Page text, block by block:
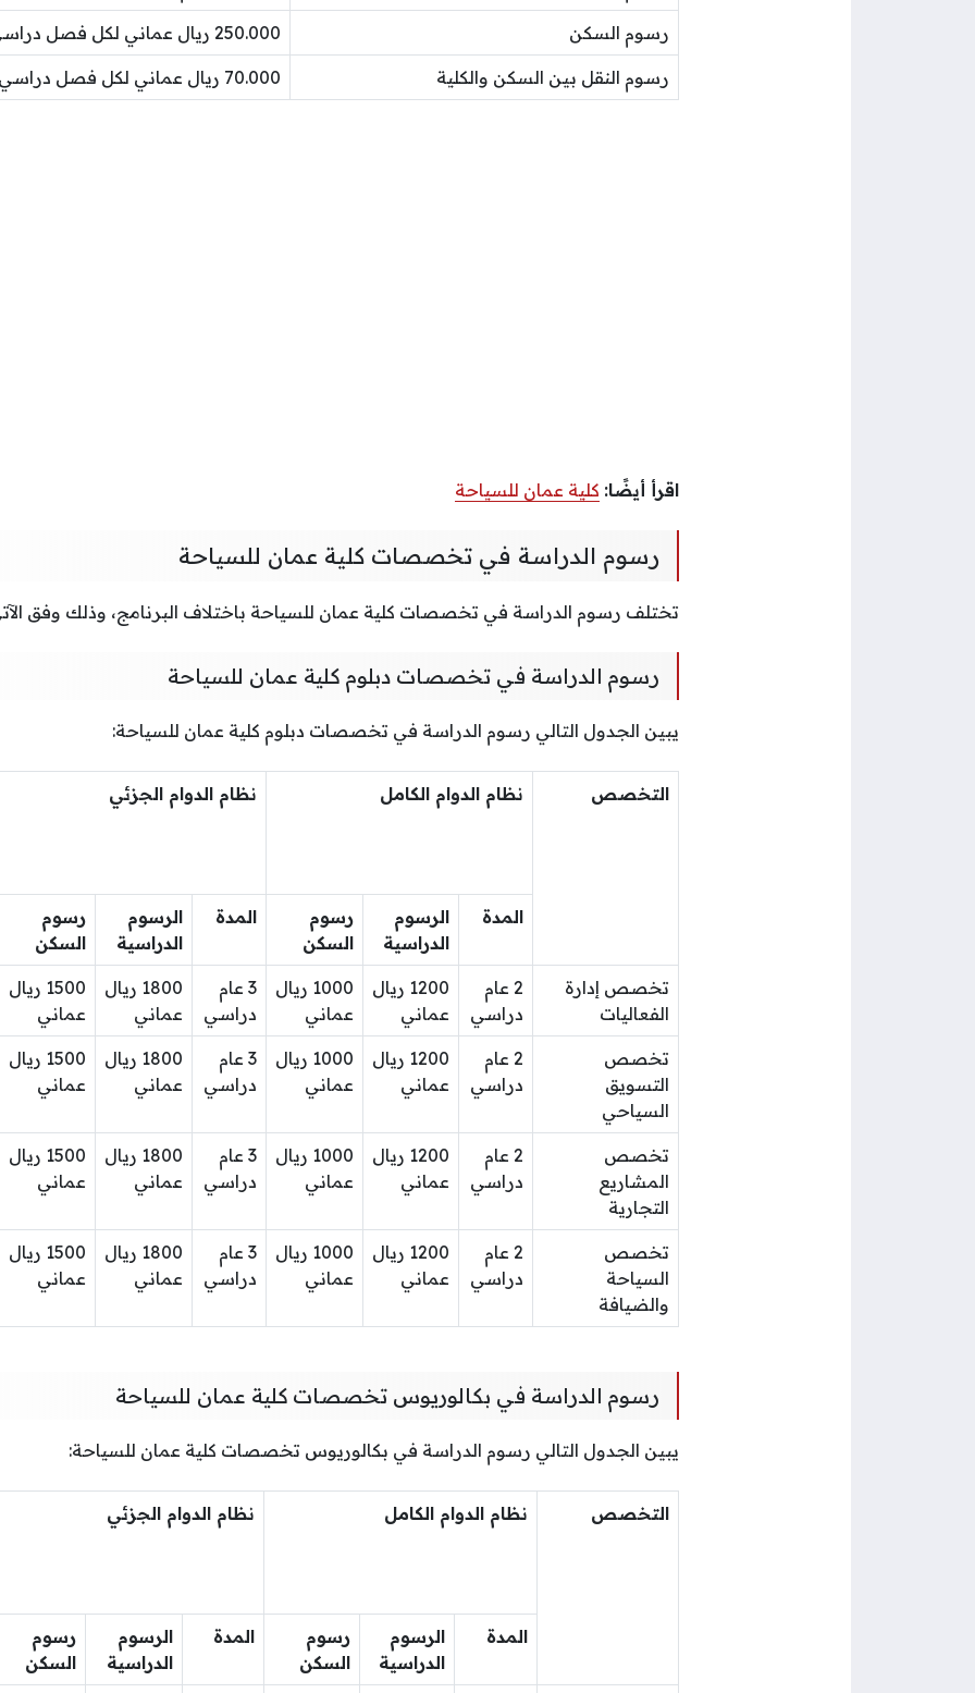
رسوم السكن 250.000 ريال عماني لكل فصل دراسي
رسوم النقل بين السكن والكلية 70.000 ريال عماني لكل فصل دراسي
اقرأ أيضًا: كلية عمان للسياحة
رسوم الدراسة في تخصصات كلية عمان للسياحة
تختلف رسوم الدراسة في تخصصات كلية عمان للسياحة باختلاف البرنامج، وذلك وفق
رسوم الدراسة في تخصصات دبلوم كلية عمان للسياحة
يبين الجدول التالي رسوم الدراسة في تخصصات دبلوم كلية عمان للسياحة:
التخصص نظام الدوام الكامل نظام الدوام الجزئي
المدة
الرسوم
الدراسية
رسوم
السكن
المدة
الرسوم
الدراسية
رسوم
السكن
تخصص إدارة
الفعاليات
2 عام
دراسي
1200 ريال
عماني
1000 ريال
عماني
3 عام
دراسي
1800 ريال
عماني
1500 ريال
عماني
تخصص
التسويق
السياحي
2 عام
دراسي
1200 ريال
عماني
1000 ريال
عماني
3 عام
دراسي
1800 ريال
عماني
1500 ريال
عماني
تخصص
المشاريع
التجارية
2 عام
دراسي
1200 ريال
عماني
1000 ريال
عماني
3 عام
دراسي
1800 ريال
عماني
1500 ريال
عماني
تخصص
السياحة
والضيافة
2 عام
دراسي
1200 ريال
عماني
1000 ريال
عماني
3 عام
دراسي
1800 ريال
عماني
1500 ريال
عماني
رسوم الدراسة في بكالوريوس تخصصات كلية عمان للسياحة
يبين الجدول التالي رسوم الدراسة في بكالوريوس تخصصات كلية عمان للسياحة:
التخصص نظام الدوام الكامل نظام الدوام الجزئي
المدة
الرسوم
الدراسية
رسوم
السكن
المدة
الرسوم
الدراسية
رسوم
السكن